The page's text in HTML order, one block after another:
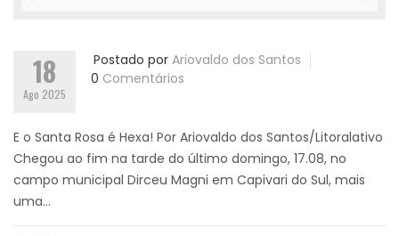
18
Ago 2025
Postado por Ariovaldo dos Santos
0 Comentários
E o Santa Rosa é Hexa! Por Ariovaldo dos Santos/Litoralativo
Chegou ao fim na tarde do último domingo, 17.08, no
campo municipal Dirceu Magni em Capivari do Sul, mais
uma...